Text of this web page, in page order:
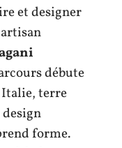
et designer
débute
Italie, terre
design
forme.